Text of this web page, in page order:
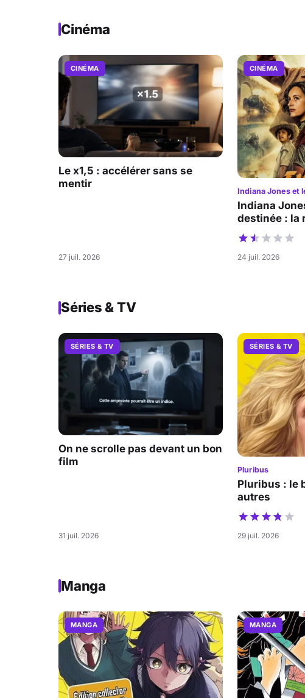
Cinéma
CINÉMA
Le x1,5 : accélérer sans se
mentir
27 juil. 2026
CINÉMA
Indiana Jones et
Indiana
destinée : la
24 juil. 2026
Séries & TV
SÉRIES & TV
On ne scrolle pas devant un bon
film
31 juil. 2026
SÉRIES & TV
Pluribus
Pluribus : le
autres
29 juil. 2026
Manga
MANGA MANGA